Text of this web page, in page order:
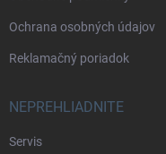
Ochrana osobných údajov
Reklamačný poriadok
NEPREHLIADNITE
Servis